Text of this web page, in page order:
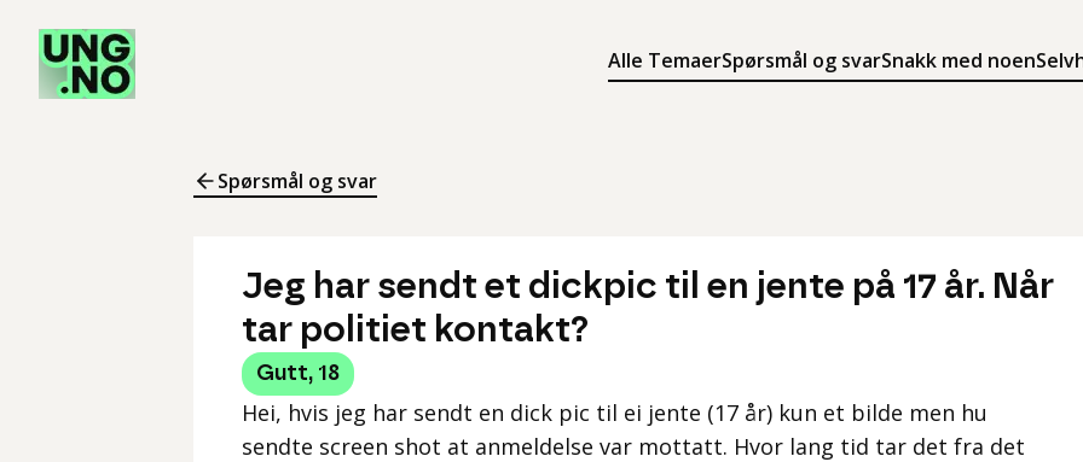
Alle TemaerSpørsmål og svarSnakk med noen
Søk
Meny
Spørsmål og svar
Jeg har sendt et dickpic til en jente på 17 år. Når
tar politiet kontakt?
Gutt, 18
Hei, hvis jeg har sendt en dick pic til ei jente (17 år) kun et bilde men hu
sendte screen shot at anmeldelse var mottatt. Hvor lang tid tar det fra det